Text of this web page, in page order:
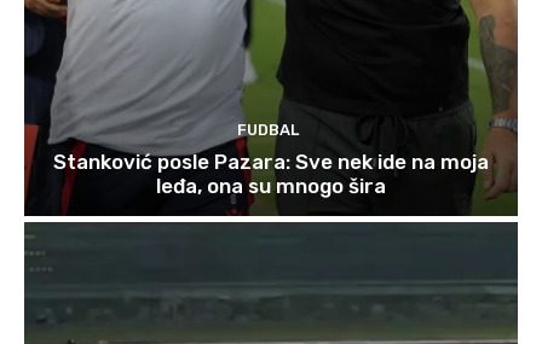
FUDBAL
Stanković posle Pazara: Sve nek ide na moja
leđa, ona su mnogo šira